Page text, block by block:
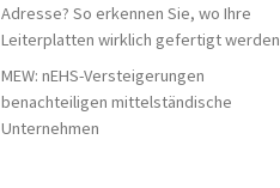
Adresse? So erkennen Sie, wo Ihre
Leiterplatten wirklich gefertigt werden
MEW: nEHS-Versteigerungen
benachteiligen mittelständische
Unternehmen